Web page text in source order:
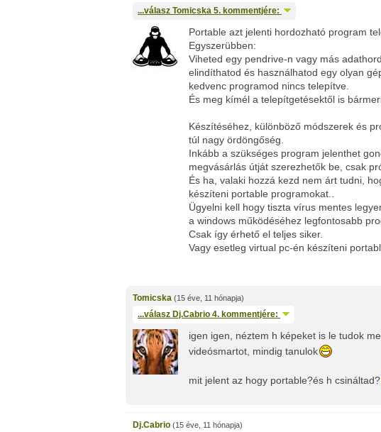
...válasz Tomicska 5. kommentjére:
Portable azt jelenti hordozható program
Egyszerübben:
Viheted egy pendrive-n vagy más
elindíthatod és használhatod egy olyan
kedvenc programod nincs telepítve.
És meg kímél a telepítgetésektől is
Készítéséhez, különböző módszerek és
túl nagy ördöngőség.
Inkább a szükséges program jelenthet
megvásárlás útját szerezhetők be, csak
És ha, valaki hozzá kezd nem árt tudni,
készíteni portable programokat..
Ügyelni kell hogy tiszta vírus mentes
a windows működéséhez legfontosabb
Csak így érhető el teljes siker.
Vagy esetleg virtual pc-én készíteni
Tomicska (15 éve, 11 hónapja)
...válasz Dj.Cabrio 4. kommentjére:
igen igen, néztem h képeket is le tudok
videósmartot, mindig tanulok
mit jelent az hogy portable?és h csináltad?
Dj.Cabrio (15 éve, 11 hónapja)